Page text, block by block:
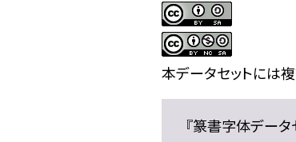
本データセットには
『篆書字体デー